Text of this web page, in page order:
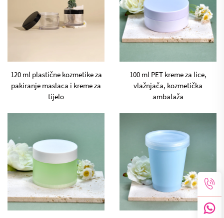
120 ml plastične kozmetike za
pakiranje maslaca i kreme za
tijelo
100 ml PET kreme za lice,
vlažnjača, kozmetička
ambalaža